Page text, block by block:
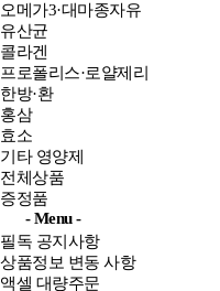
오메가3·대마종자유
유산균
콜라겐
프로폴리스·로얄제리
한방·환
홍삼
효소
기타 영양제
전체상품
증정품
- Menu -
필독 공지사항
상품정보 변동 사항
액셀 대량주문